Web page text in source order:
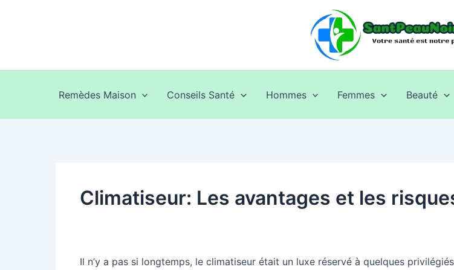
Remèdes Maison Conseils Santé Hommes Femmes Beauté
Climatiseur: Les avantages et les
Il n’y a pas si longtemps, le climatiseur était un luxe réservé à quelques